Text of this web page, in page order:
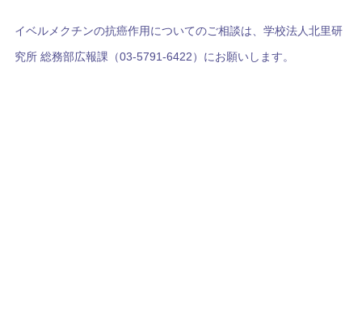
イベルメクチンの抗癌作用についてのご相談は、学校法人北里研
究所 総務部広報課（03-5791-6422）にお願いします。